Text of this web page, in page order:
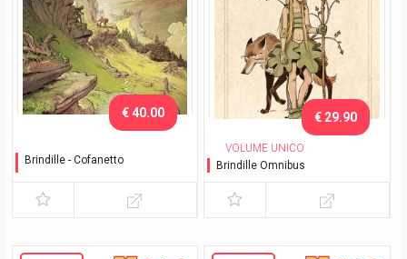
Brindille - Cofanetto
e vol.2
€ 40.00
VOLUME UNICO
Brindille Omnibus
€ 29.90